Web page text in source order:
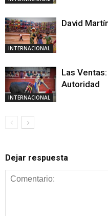
INTERNACIONAL
David
INTERNACIONAL
Las
Autoridad
Dejar respuesta